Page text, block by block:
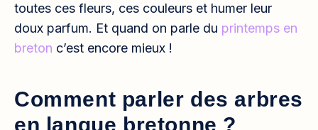
toutes ces fleurs, ces couleurs et humer leur
doux parfum. Et quand on parle du printemps en
breton c’est encore mieux !
Comment parler des arbres
en langue bretonne ?